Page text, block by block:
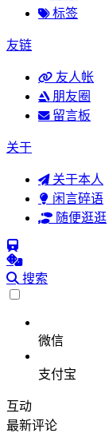
标签
友链
友人帐
朋友圈
留言板
关于
关于本人
闲言碎语
随便逛逛
搜索
微信
支付宝
互动
最新评论